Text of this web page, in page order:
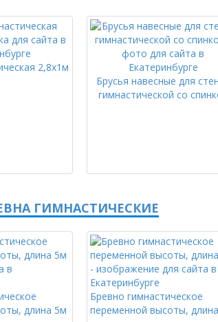
2,8х1м
Брусья навесные для
гимнастической со
ГИМНАСТИЧЕСКИЕ
длина 5м
Бревно гимнастическое
переменной высоты,